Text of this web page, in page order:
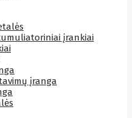
įrankiai
įranga